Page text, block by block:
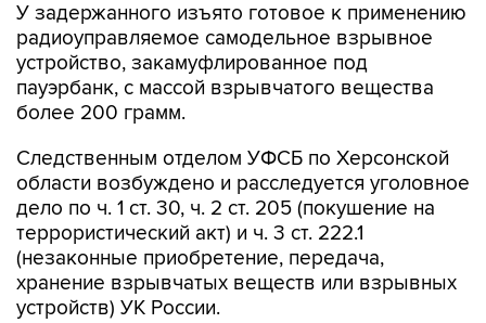
У задержанного изъято готовое к применению
радиоуправляемое самодельное взрывное
устройство, закамуфлированное под
пауэрбанк, с массой взрывчатого вещества
более 200 грамм.
Следственным отделом УФСБ по Херсонской
области возбуждено и расследуется уголовное
дело по ч. 1 ст. 30, ч. 2 ст. 205 (покушение на
террористический акт) и ч. 3 ст. 222.1
(незаконные приобретение, передача,
хранение взрывчатых веществ или взрывных
устройств) УК России.